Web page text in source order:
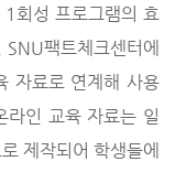
1회성 프로그램의 효
팩트체크센터에
자료로 연계해 사용
라인 교육 자료는 일
제작되어 학생들에